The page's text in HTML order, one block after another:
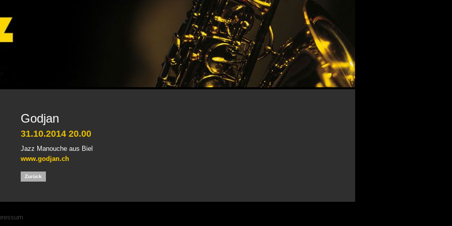
Godjan
31.10.2014 20.00
Jazz Manouche aus Biel
www.godjan.ch
Zurück